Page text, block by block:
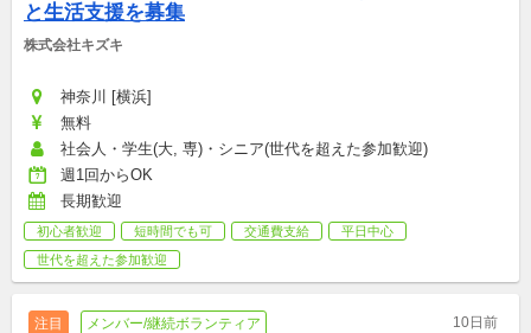
と生活支援を募集
株式会社キズキ
神奈川 [横浜]
無料
社会人・学生(大, 専)・シニア(世代を超えた参加歓迎)
週1回からOK
長期歓迎
初心者歓迎 短時間でも可 交通費支給
平日中心
世代を超えた参加歓迎
注目 メンバー/継続ボランティア 10日前